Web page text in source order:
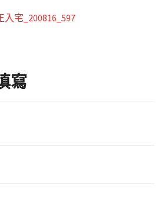
入宅_200816_597
寫